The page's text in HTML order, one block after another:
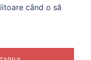
când o să